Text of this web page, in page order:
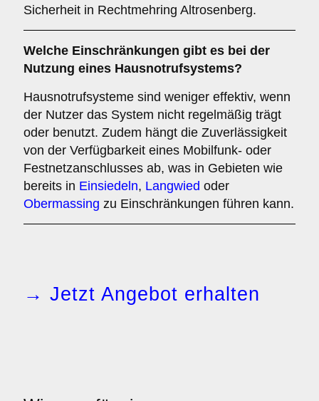
Sicherheit in Rechtmehring Altrosenberg.
Welche Einschränkungen gibt es bei der
Nutzung eines Hausnotrufsystems?
Hausnotrufsysteme sind weniger effektiv, wenn
der Nutzer das System nicht regelmäßig trägt
oder benutzt. Zudem hängt die Zuverlässigkeit
von der Verfügbarkeit eines Mobilfunk- oder
Festnetzanschlusses ab, was in Gebieten wie
bereits in Einsiedeln, Langwied oder
Obermassing zu Einschränkungen führen kann.
→ Jetzt Angebot erhalten